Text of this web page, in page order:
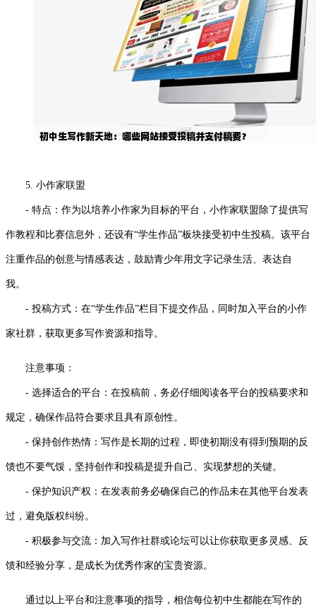
5. 小作家联盟
- 特点：作为以培养小作家为目标的平台，小作家联盟除了提供写
作教程和比赛信息外，还设有“学生作品”板块接受初中生投稿。该平台
注重作品的创意与情感表达，鼓励青少年用文字记录生活、表达自
我。
- 投稿方式：在“学生作品”栏目下提交作品，同时加入平台的小作
家社群，获取更多写作资源和指导。
注意事项：
- 选择适合的平台：在投稿前，务必仔细阅读各平台的投稿要求和
规定，确保作品符合要求且具有原创性。
- 保持创作热情：写作是长期的过程，即使初期没有得到预期的反
馈也不要气馁，坚持创作和投稿是提升自己、实现梦想的关键。
- 保护知识产权：在发表前务必确保自己的作品未在其他平台发表
过，避免版权纠纷。
- 积极参与交流：加入写作社群或论坛可以让你获取更多灵感、反
馈和经验分享，是成长为优秀作家的宝贵资源。
通过以上平台和注意事项的指导，相信每位初中生都能在写作的